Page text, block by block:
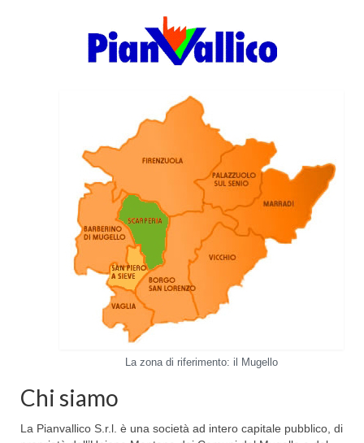
La zona di riferimento: il Mugello
Chi siamo
La Pianvallico S.r.l. è una società ad intero capitale pubblico, di